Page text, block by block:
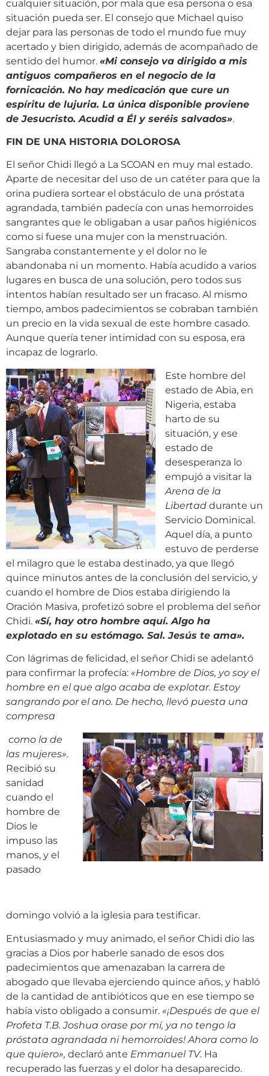
cualquier situación, por mala que esa persona o esa
situación pueda ser. El consejo que Michael quiso
dejar para las personas de todo el mundo fue muy
acertado y bien dirigido, además de acompañado de
sentido del humor. «Mi consejo va dirigido a mis
antiguos compañeros en el negocio de la
fornicación. No hay medicación que cure un
espíritu de lujuria. La única disponible proviene
de Jesucristo. Acudid a Él y seréis salvados».
FIN DE UNA HISTORIA DOLOROSA
El señor Chidi llegó a La SCOAN en muy mal estado.
Aparte de necesitar del uso de un catéter para que la
orina pudiera sortear el obstáculo de una próstata
agrandada, también padecía con unas hemorroides
sangrantes que le obligaban a usar paños higiénicos
como si fuese una mujer con la menstruación.
Sangraba constantemente y el dolor no le
abandonaba ni un momento. Había acudido a varios
lugares en busca de una solución, pero todos sus
intentos habían resultado ser un fracaso. Al mismo
tiempo, ambos padecimientos se cobraban también
un precio en la vida sexual de este hombre casado.
Aunque quería tener intimidad con su esposa, era
incapaz de lograrlo.
Este hombre del
estado de Abia, en
Nigeria, estaba
harto de su
situación, y ese
estado de
desesperanza lo
empujó a visitar la
Arena de la
Libertad durante un
Servicio Dominical.
Aquel día, a punto
estuvo de perderse
el milagro que le estaba destinado, ya que llegó
quince minutos antes de la conclusión del servicio, y
cuando el hombre de Dios estaba dirigiendo la
Oración Masiva, profetizó sobre el problema del señor
Chidi. «Sí, hay otro hombre aquí. Algo ha
explotado en su estómago. Sal. Jesús te ama».
Con lágrimas de felicidad, el señor Chidi se adelantó
para confirmar la profecía: «Hombre de Dios, yo soy el
hombre en el que algo acaba de explotar. Estoy
sangrando por el ano. De hecho, llevó puesta una
compresa
como la de
las mujeres».
Recibió su
sanidad
cuando el
hombre de
Dios le
impuso las
manos, y el
pasado
domingo volvió a la iglesia para testificar.
Entusiasmado y muy animado, el señor Chidi dio las
gracias a Dios por haberle sanado de esos dos
padecimientos que amenazaban la carrera de
abogado que llevaba ejerciendo quince años, y habló
de la cantidad de antibióticos que en ese tiempo se
había visto obligado a consumir. «¡Después de que el
Profeta T.B. Joshua orase por mí, ya no tengo la
próstata agrandada ni hemorroides! Ahora como lo
que quiero», declaró ante Emmanuel TV. Ha
recuperado las fuerzas y el dolor ha desaparecido.